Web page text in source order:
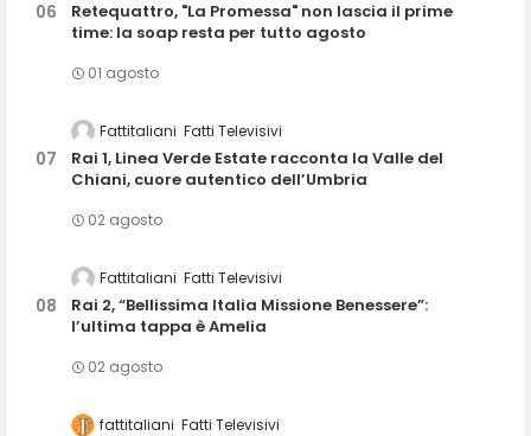
Retequattro, "La Promessa" non lascia il prime
time: la soap resta per tutto agosto
01 agosto
Fattitaliani Fatti Televisivi
Rai 1, Linea Verde Estate racconta la Valle del
Chiani, cuore autentico dell’Umbria
02 agosto
Fattitaliani Fatti Televisivi
Rai 2, “Bellissima Italia Missione Benessere”:
l’ultima tappa è Amelia
02 agosto
fattitaliani Fatti Televisivi